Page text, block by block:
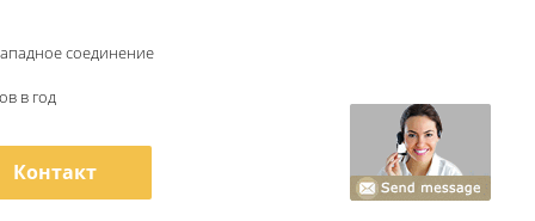
соединение
в год
Контакт